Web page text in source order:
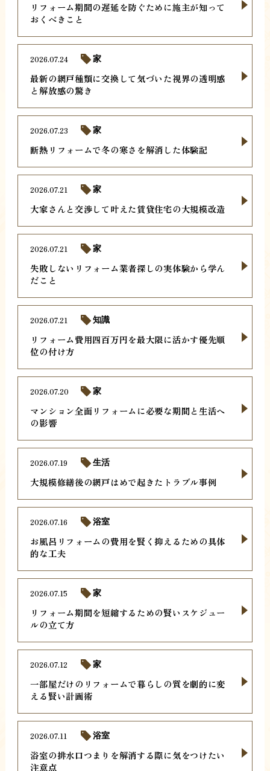
リフォーム期間の遅延を防ぐために施主が知って
おくべきこと
最新の網戸種類に交換して気づいた視界の透明感
と解放感の驚き
2026.07.24 家
断熱リフォームで冬の寒さを解消した体験記
2026.07.23 家
大家さんと交渉して叶えた賃貸住宅の大規模改造
2026.07.21 家
失敗しないリフォーム業者探しの実体験から学ん
だこと
2026.07.21 家
リフォーム費用四百万円を最大限に活かす優先順
位の付け方
2026.07.21 知識
マンション全面リフォームに必要な期間と生活へ
の影響
2026.07.20 家
大規模修繕後の網戸はめで起きたトラブル事例
2026.07.19 生活
お風呂リフォームの費用を賢く抑えるための具体
的な工夫
2026.07.16 浴室
リフォーム期間を短縮するための賢いスケジュー
ルの立て方
2026.07.15 家
一部屋だけのリフォームで暮らしの質を劇的に変
える賢い計画術
2026.07.12 家
浴室の排水口つまりを解消する際に気をつけたい
注意点
2026.07.11 浴室